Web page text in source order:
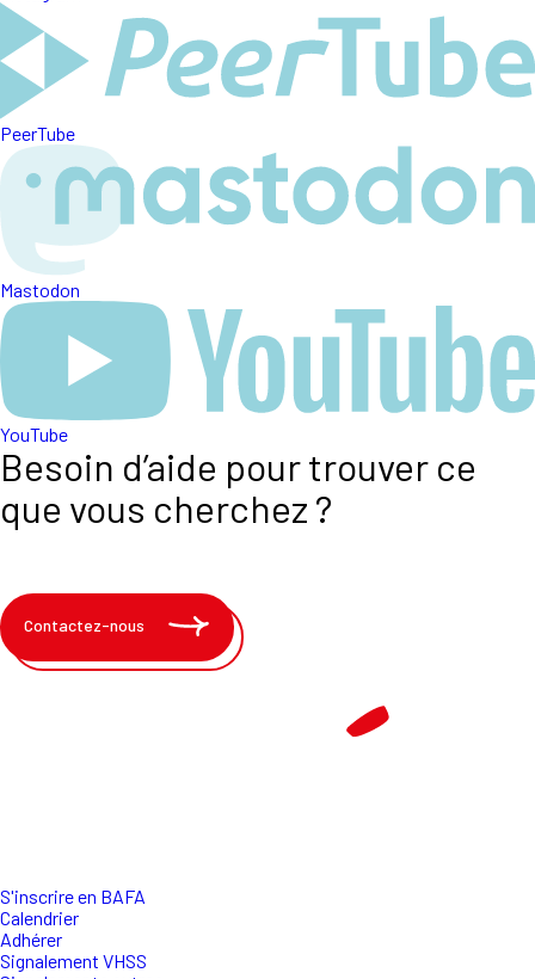
PeerTube
Mastodon
YouTube
Besoin d’aide pour trouver ce
que vous cherchez ?
Contactez-nous
S'inscrire en BAFA
Calendrier
Adhérer
Signalement VHSS